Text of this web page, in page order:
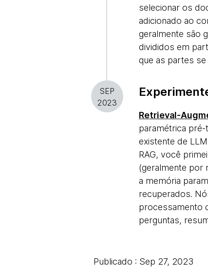
selecionar os
adicionado ao
geralmente são
divididos em
que as partes
SEP
2023
Retrieval-
paramétrica pré-
existente de
RAG, você
(geralmente por
a memória
recuperados.
processamento
perguntas,
Publicado : Sep 27, 2023